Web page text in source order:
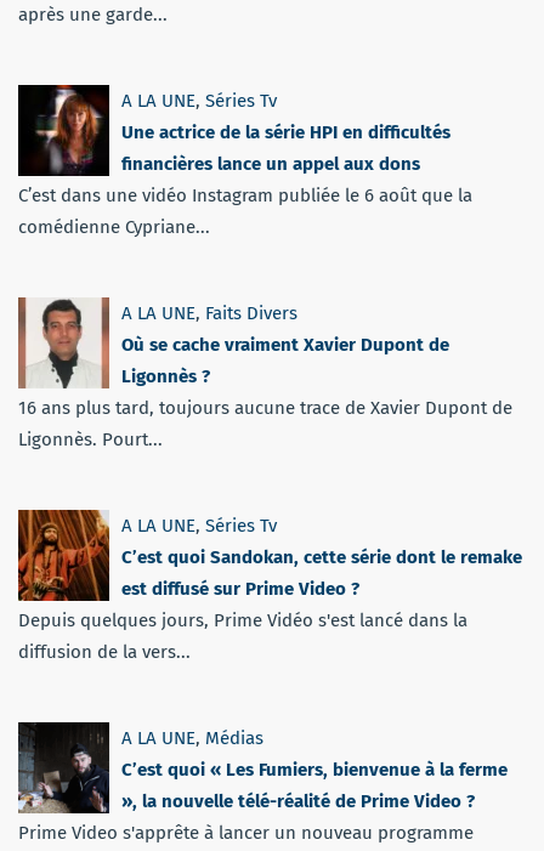
après une garde...
A LA UNE, Séries Tv
Une actrice de la série HPI en difficultés
financières lance un appel aux dons
C’est dans une vidéo Instagram publiée le 6 août que la
comédienne Cypriane...
A LA UNE, Faits Divers
Où se cache vraiment Xavier Dupont de
Ligonnès ?
16 ans plus tard, toujours aucune trace de Xavier Dupont de
Ligonnès. Pourt...
A LA UNE, Séries Tv
C’est quoi Sandokan, cette série dont le remake
est diffusé sur Prime Video ?
Depuis quelques jours, Prime Vidéo s'est lancé dans la
diffusion de la vers...
A LA UNE, Médias
C’est quoi « Les Fumiers, bienvenue à la ferme
», la nouvelle télé-réalité de Prime Video ?
Prime Video s'apprête à lancer un nouveau programme